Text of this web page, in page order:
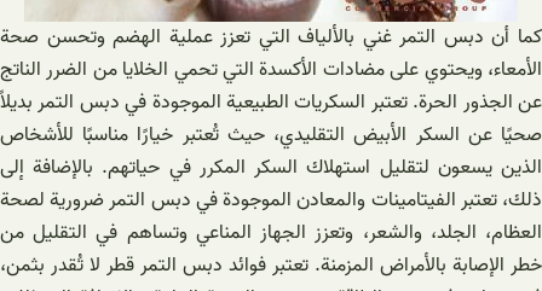
كما أن دبس التمر غني بالألياف التي تعزز عملية الهضم وتحسن صحة
الأمعاء، ويحتوي على مضادات الأكسدة التي تحمي الخلايا من الضرر الناتج
عن الجذور الحرة. تعتبر السكريات الطبيعية الموجودة في دبس التمر بديلاً
صحيًا عن السكر الأبيض التقليدي، حيث تُعتبر خيارًا مناسبًا للأشخاص
الذين يسعون لتقليل استهلاك السكر المكرر في حياتهم. بالإضافة إلى
ذلك، تعتبر الفيتامينات والمعادن الموجودة في دبس التمر ضرورية لصحة
العظام، الجلد، والشعر، وتعزز الجهاز المناعي وتساهم في التقليل من
خطر الإصابة بالأمراض المزمنة. تعتبر فوائد دبس التمر قطر لا تُقدر بثمن،